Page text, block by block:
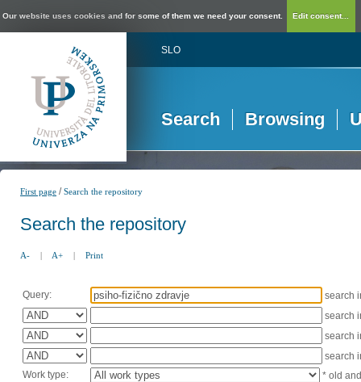
Our website uses cookies and for some of them we need your consent. Edit consent...
SLO
Search Browsing
First page /Search the repository
Search the repository
A- | A+ | Print
Query:
search
search
search
search
Work type:
* old